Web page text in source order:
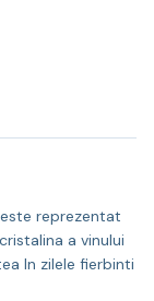
reprezentat
a vinului
In zilele fierbinti